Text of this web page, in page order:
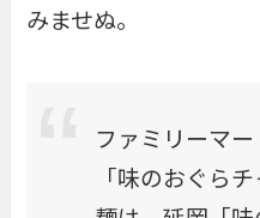
みませぬ。
ファミリーマ
「味のおぐら